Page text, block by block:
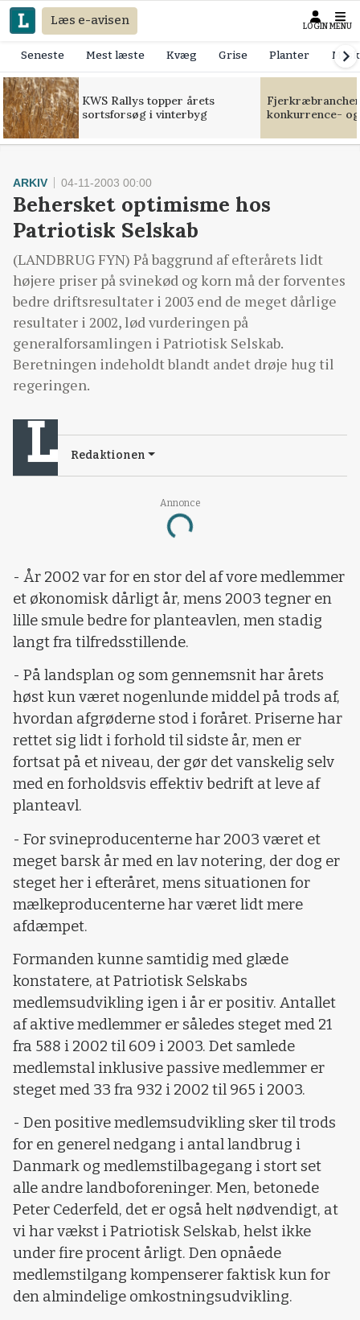
Læs e-avisen LOGIN MENU
Seneste Mest læste Kvæg Grise Planter
KWS Rallys topper årets
sortsforsøg i vinterbyg
konkurrence-
Annonce
Loading...
ARKIV 04-11-2003 00:00
Behersket optimisme hos
Patriotisk Selskab
(LANDBRUG FYN) På baggrund af efterårets lidt
højere priser på svinekød og korn må der forventes
bedre driftsresultater i 2003 end de meget dårlige
resultater i 2002, lød vurderingen på
generalforsamlingen i Patriotisk Selskab.
Beretningen indeholdt blandt andet drøje hug til
regeringen.
Redaktionen
- År 2002 var for en stor del af vore medlemmer
et økonomisk dårligt år, mens 2003 tegner en
lille smule bedre for planteavlen, men stadig
langt fra tilfredsstillende.
- På landsplan og som gennemsnit har årets
høst kun været nogenlunde middel på trods af,
hvordan afgrøderne stod i foråret. Priserne har
rettet sig lidt i forhold til sidste år, men er
fortsat på et niveau, der gør det vanskelig selv
med en forholdsvis effektiv bedrift at leve af
planteavl.
- For svineproducenterne har 2003 været et
meget barsk år med en lav notering, der dog er
steget her i efteråret, mens situationen for
mælkeproducenterne har været lidt mere
afdæmpet.
Formanden kunne samtidig med glæde
konstatere, at Patriotisk Selskabs
medlemsudvikling igen i år er positiv. Antallet
af aktive medlemmer er således steget med 21
fra 588 i 2002 til 609 i 2003. Det samlede
medlemstal inklusive passive medlemmer er
steget med 33 fra 932 i 2002 til 965 i 2003.
- Den positive medlemsudvikling sker til trods
for en generel nedgang i antal landbrug i
Danmark og medlemstilbagegang i stort set
alle andre landboforeninger. Men, betonede
Peter Cederfeld, det er også helt nødvendigt, at
vi har vækst i Patriotisk Selskab, helst ikke
under fire procent årligt. Den opnåede
medlemstilgang kompenserer faktisk kun for
den almindelige omkostningsudvikling.